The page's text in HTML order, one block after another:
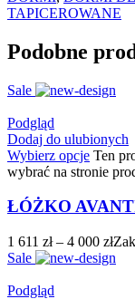
TAPICEROWANE
Podobne
Sale
Podgląd
Dodaj do ulubionych
Wybierz opcje Ten
wybrać na stronie
ŁÓŻKO
1 611 zł – 4 000 zł
Sale
Podgląd